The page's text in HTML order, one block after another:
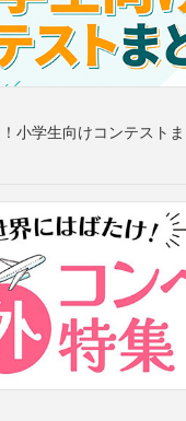
小学生向けコンテスト